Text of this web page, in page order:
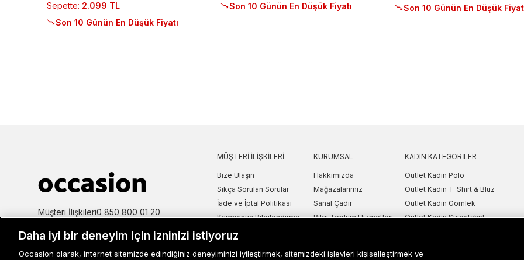
Sepette: 2.099 TL
Son 10 Günün En Düşük Fiyatı
Son 10 Günün En Düşük Fiyatı
Son 10 Günün En Düşük
Müşteri İlişkileri0 850 800 01 20
MÜŞTERI İLIŞKILERI
Bize Ulaşın
Sıkça Sorulan Sorular
İade ve İptal Politikası
Kampanya Bilgilendirme
Kullanım Şartları
KURUMSAL
Hakkımızda
Mağazalarımız
Sanal Çadır
Bilgi Toplum Hizmetleri
KADIN KATEGORILER
Outlet Kadın Polo
Outlet Kadın T-Shirt & Bluz
Outlet Kadın Gömlek
Outlet Kadın Sweatshirt
Daha iyi bir deneyim için izninizi istiyoruz
Occasion olarak, internet sitemizde edindiğiniz deneyiminizi iyileştirmek, sitemizdeki işlevleri kişiselleştirmek ve